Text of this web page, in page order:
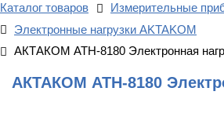
Каталог товаров
Измерительные
Электронные нагрузки AKTAKOM
АКТАКОМ АТН-8180 Электронная
АКТАКОМ АТН-8180